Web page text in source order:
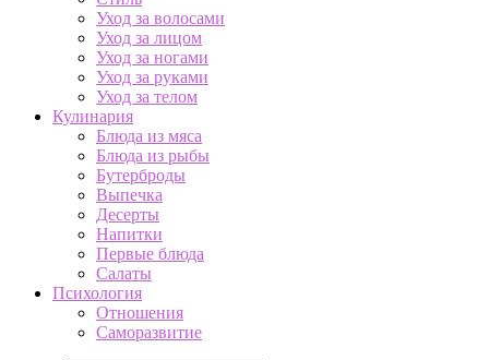
Уход за волосами
Уход за лицом
Уход за ногами
Уход за руками
Уход за телом
Кулинария
Блюда из мяса
Блюда из рыбы
Бутерброды
Выпечка
Десерты
Напитки
Первые блюда
Салаты
Психология
Отношения
Саморазвитие